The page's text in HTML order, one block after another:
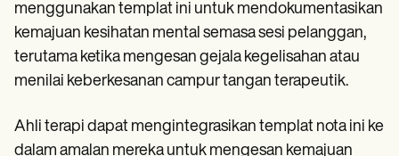
menggunakan templat ini untuk mendokumentasikan
kemajuan kesihatan mental semasa sesi pelanggan,
terutama ketika mengesan gejala kegelisahan atau
menilai keberkesanan campur tangan terapeutik.
Ahli terapi dapat mengintegrasikan templat nota ini ke
dalam amalan mereka untuk mengesan kemajuan